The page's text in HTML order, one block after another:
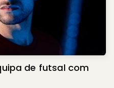
de futsal com